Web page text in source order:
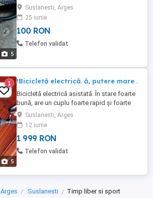
5
dar arată ca nouă, vintage Brooks, din
piele ,preț 250 lei, iar cealaltă Syncros 120
lei. Șeile sînt ca și noi, arată și sînt
impecabile.
Suslanesti, Arges
25 iunie
100 RON
Telefon validat
5
1 !Bicicletă electrică. ă, putere mare .
Bicicletă electrică asistată. În stare foarte
bună, are un cuplu foarte rapid și foarte
puternic. Se poate urca orice pantă, foarte
ușor. Motor pe roata spate, cel mai fiabil
motor. Încărcător. Autonomie destul de
mare . (100km), in mod asistat ,(50km)
mod acceleratie. Are 36v , 360wh.
Suslanesti, Arges
12 iunie
1 999 RON
Telefon validat
Arges Suslanesti Timp liber si sport